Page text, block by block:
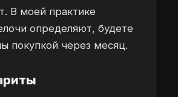
В моей практике
определяют, будете
покупкой через месяц.